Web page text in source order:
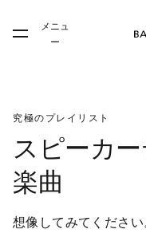
Skip to main
メニュ
ー
究極のプレイリスト
スピーカ
楽曲
想像してみてくださ